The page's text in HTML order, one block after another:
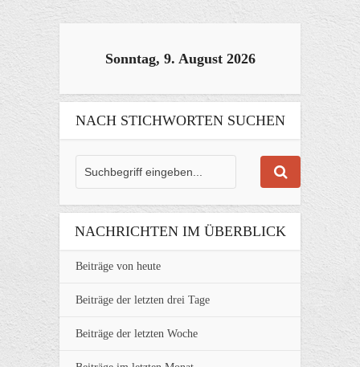
Sonntag, 9. August 2026
NACH STICHWORTEN SUCHEN
NACHRICHTEN IM ÜBERBLICK
Beiträge von heute
Beiträge der letzten drei Tage
Beiträge der letzten Woche